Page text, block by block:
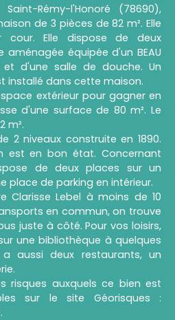
Saint-Rémy-l'Honoré (78690),
de 3 pièces de 82 m². Elle
cour. Elle dispose de deux
aménagée équipée d'un BEAU
d'une salle de douche. Un
installé dans cette maison.
extérieur pour gagner en
d'une surface de 80 m². Le
m².
2 niveaux construite en 1890.
est en bon état. Concernant
de deux places sur un
place de parking en intérieur.
Clarisse Lebel à moins de 10
en commun, on trouve
juste à côté. Pour vos loisirs,
une bibliothèque à quelques
aussi deux restaurants, un
risques auxquels ce bien est
sur le site Géorisques :
.